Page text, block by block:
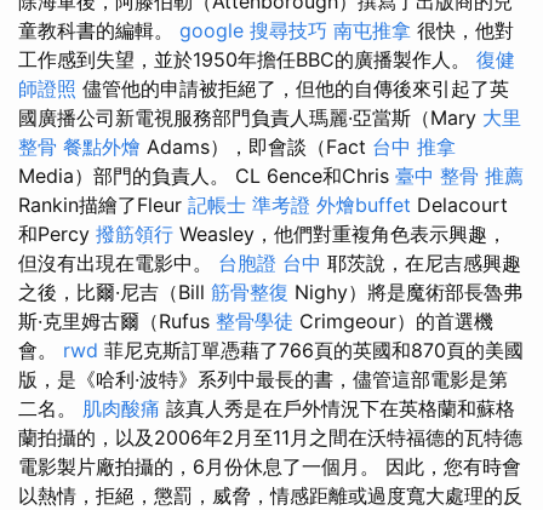
童教科書的編輯。 google 搜尋技巧 南屯推拿 很快，他對
工作感到失望，並於1950年擔任BBC的廣播製作人。 復健
師證照 儘管他的申請被拒絕了，但他的自傳後來引起了英
國廣播公司新電視服務部門負責人瑪麗·亞當斯（Mary 大里
整骨 餐點外燴 Adams），即會談（Fact 台中 推拿
Media）部門的負責人。 CL 6ence和Chris 臺中 整骨 推薦
Rankin描繪了Fleur 記帳士 準考證 外燴buffet Delacourt
和Percy 撥筋領行 Weasley，他們對重複角色表示興趣，
但沒有出現在電影中。 台胞證 台中 耶茨說，在尼吉感興趣
之後，比爾·尼吉（Bill 筋骨整復 Nighy）將是魔術部長魯弗
斯·克里姆古爾（Rufus 整骨學徒 Crimgeour）的首選機
會。 rwd 菲尼克斯訂單憑藉了766頁的英國和870頁的美國
版，是《哈利·波特》系列中最長的書，儘管這部電影是第
二名。 肌肉酸痛 該真人秀是在戶外情況下在英格蘭和蘇格
蘭拍攝的，以及2006年2月至11月之間在沃特福德的瓦特德
電影製片廠拍攝的，6月份休息了一個月。 因此，您有時會
以熱情，拒絕，懲罰，威脅，情感距離或過度寬大處理的反